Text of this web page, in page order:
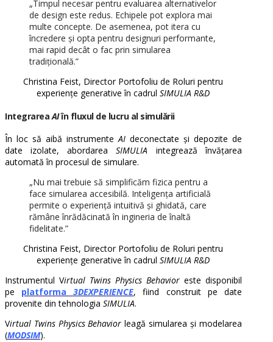
„Timpul necesar pentru evaluarea alternativelor
de design este redus. Echipele pot explora mai
multe concepte. De asemenea, pot itera cu
încredere și opta pentru designuri performante,
mai rapid decât o fac prin simularea
tradițională.”
Christina Feist, Director Portofoliu de Roluri pentru
experiențe generative în cadrulSIMULIA R&D
Integrarea AIîn fluxul de lucru al simulării
În loc să aibă instrumenteAIdeconectate și depozite de
date izolate, abordareaSIMULIA integrează învățarea
automată în procesul de simulare.
„Nu mai trebuie să simplificăm fizica pentru a
face simularea accesibilă. Inteligența artificială
permite o experiență intuitivă și ghidată, care
rămâne înrădăcinată în ingineria de înaltă
fidelitate.”
Christina Feist, Director Portofoliu de Roluri pentru
experiențe generative în cadrulSIMULIA R&D
Instrumentul Virtual Twins Physics Behavioreste disponibil
pe platforma3DEXPERIENCE, fiind construit pe date
provenite din tehnologia SIMULIA.
Virtual Twins Physics Behavior leagă simularea și modelarea
(MODSIM).